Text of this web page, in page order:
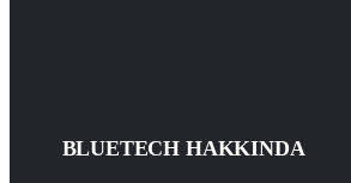
BLUETECH HAKKINDA